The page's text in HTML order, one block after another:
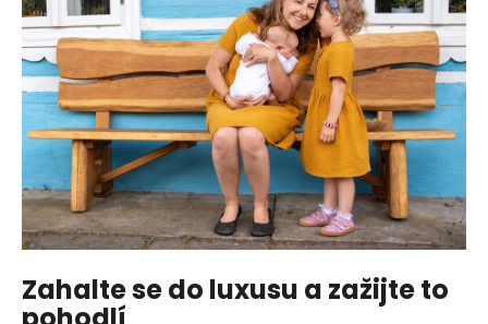
Zahalte se do luxusu a zažijte to